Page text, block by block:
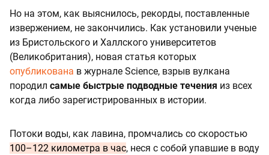
Но на этом, как выяснилось, рекорды, поставленные
извержением, не закончились. Как установили ученые
из Бристольского и Халлского университетов
(Великобритания), новая статья которых
опубликована в журнале Science, взрыв вулкана
породил самые быстрые подводные течения из всех
когда либо зарегистрированных в истории.
Потоки воды, как лавина, промчались со скоростью
100–122 километра в час, неся с собой упавшие в воду